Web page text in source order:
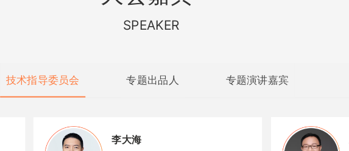
SPEAKER
技术指导委员会 专题出品人 专题演讲嘉宾
李大海